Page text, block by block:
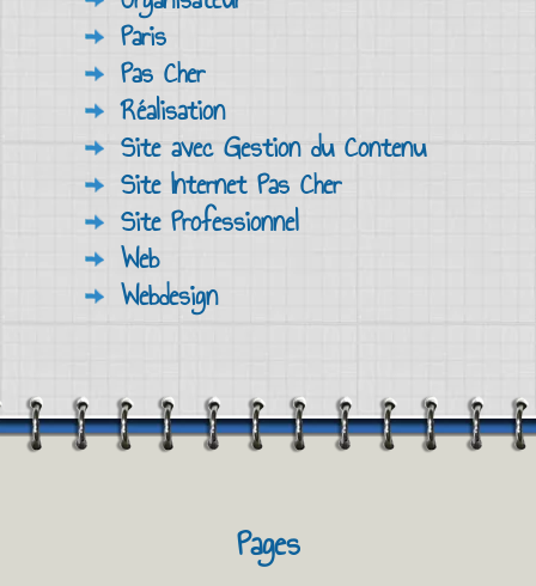
Paris
Pas Cher
Réalisation
Site avec Gestion du Contenu
Site Internet Pas Cher
Site Professionnel
Web
Webdesign
Pages